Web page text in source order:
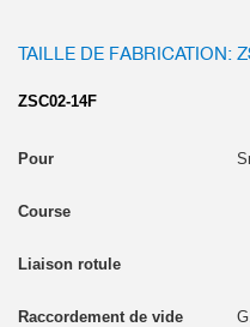
TAILLE DE FABRICATION:
ZSC02-14F